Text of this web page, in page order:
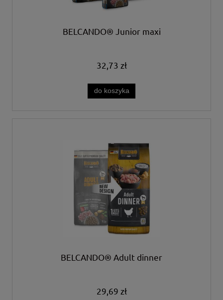
BELCANDO® Junior maxi
32,73 zł
do koszyka
BELCANDO® Adult dinner
29,69 zł